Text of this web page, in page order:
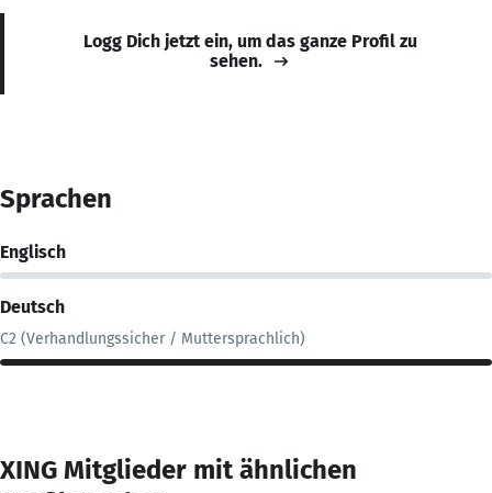
Logg Dich jetzt ein, um das ganze Profil zu
sehen.
Sprachen
Englisch
Deutsch
C2 (Verhandlungssicher / Muttersprachlich)
XING Mitglieder mit ähnlichen